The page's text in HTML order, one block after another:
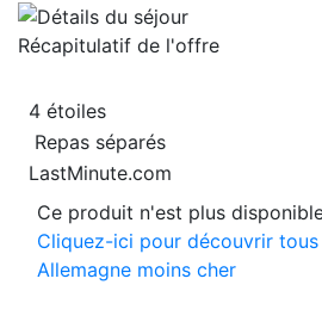
Récapitulatif de l'offre
4 étoiles
Repas séparés
LastMinute.com
Ce produit n'est plus
Cliquez-ici pour découvrir tous
Allemagne moins cher